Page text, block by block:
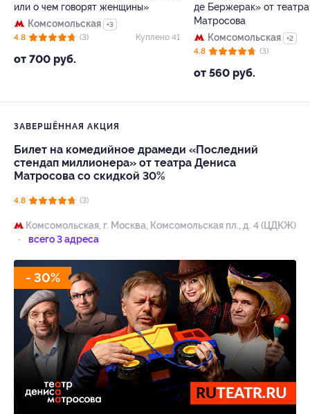
или о чем говорят женщины»
Комсомольская
+3
от 700 руб.
4.8 (3) Куплено 41
де Бержерак» от
Матросова
Комсомольская
+2
от 560 руб.
4.8 (3)
ЗАВЕРШЁННАЯ АКЦИЯ
Билет на комедийное драмеди «Последний
стендап миллионера» от театра Дениса
Матросова со скидкой 30%
4.8 (3)
Комсомольская, г. Москва, Комсомольская пл., д. 4 (ЦДКЖ)
всего 3 адреса
- 30%